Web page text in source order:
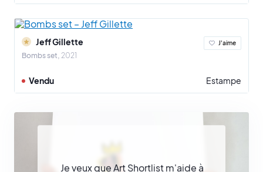
Jeff Gillette
Bombs set 2021
J'aime
Vendu Estampe
Je veux que Art Shortlist m'aide à